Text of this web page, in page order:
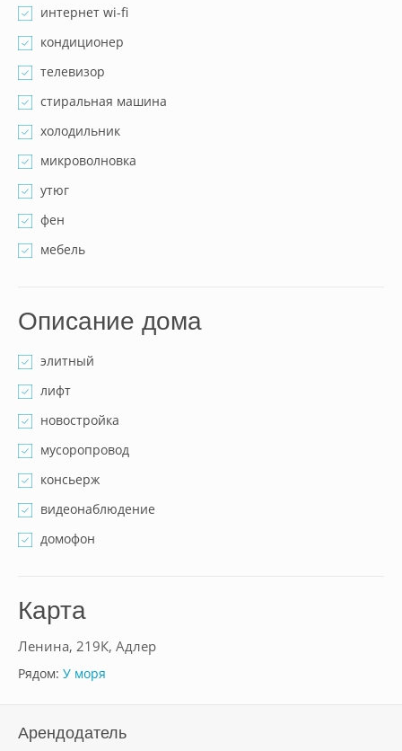
интернет wi-fi
кондиционер
телевизор
стиральная машина
холодильник
микроволновка
утюг
фен
мебель
Описание дома
элитный
лифт
новостройка
мусоропровод
консьерж
видеонаблюдение
домофон
Карта
Ленина, 219К, Адлер
Рядом: У моря
Арендодатель